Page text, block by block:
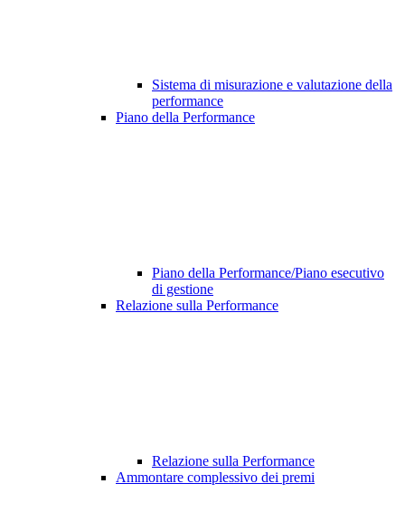
Sistema di misurazione e valutazione della
performance
Piano della Performance
Piano della Performance/Piano esecutivo
di gestione
Relazione sulla Performance
Relazione sulla Performance
Ammontare complessivo dei premi